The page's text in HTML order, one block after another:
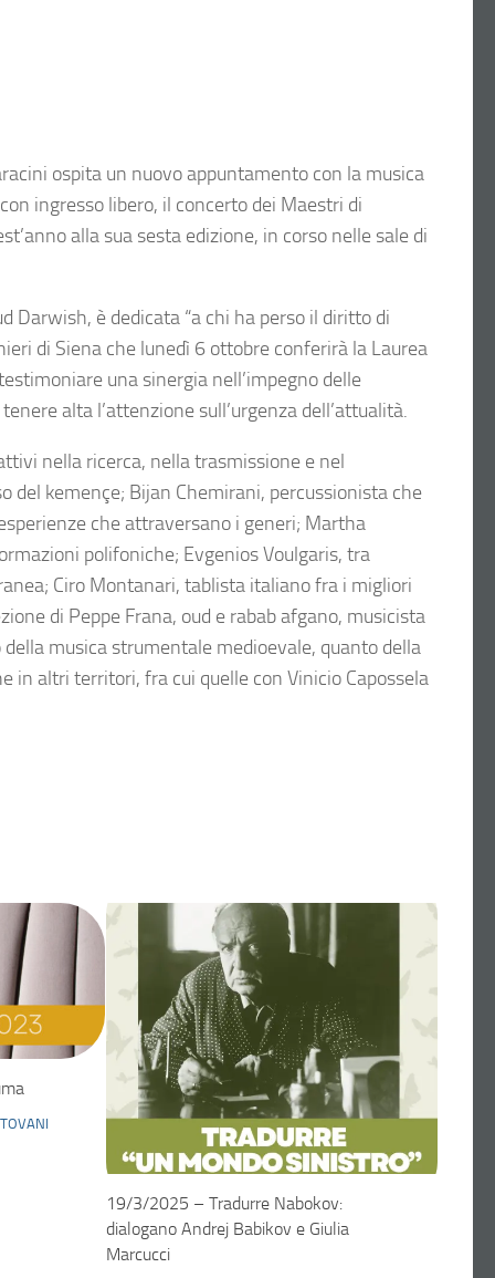
ospita un nuovo appuntamento con la musica
ingresso libero, il concerto dei Maestri di
alla sua sesta edizione, in corso nelle sale di
Darwish, è dedicata “a chi ha perso il diritto di
di Siena che lunedì 6 ottobre conferirà la Laurea
una sinergia nell’impegno delle
alta l’attenzione sull’urgenza dell’attualità.
nella ricerca, nella trasmissione e nel
del kemençe; Bijan Chemirani, percussionista che
che attraversano i generi; Martha
polifoniche; Evgenios Voulgaris, tra
Ciro Montanari, tablista italiano fra i migliori
di Peppe Frana, oud e rabab afgano, musicista
musica strumentale medioevale, quanto della
in altri territori, fra cui quelle con Vinicio Capossela
19/3/2025 – Tradurre Nabokov:
dialogano Andrej Babikov e Giulia
Marcucci